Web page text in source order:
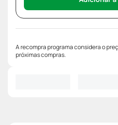
A recompra programa considera o
próximas compras.